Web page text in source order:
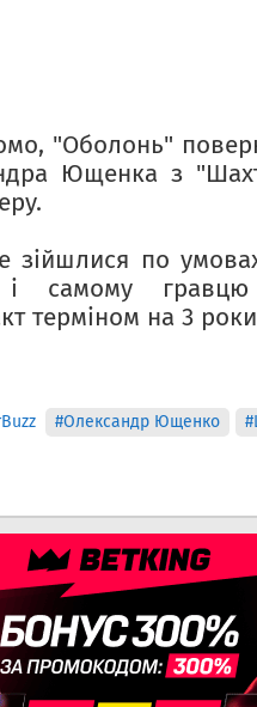
"Оболонь"
Ющенка з
зійшлися по
і самому гравцю
терміном на 3
#Олександр Ющенко